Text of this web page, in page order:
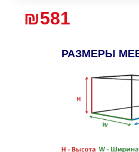
РАЗМЕРЫ
₪581